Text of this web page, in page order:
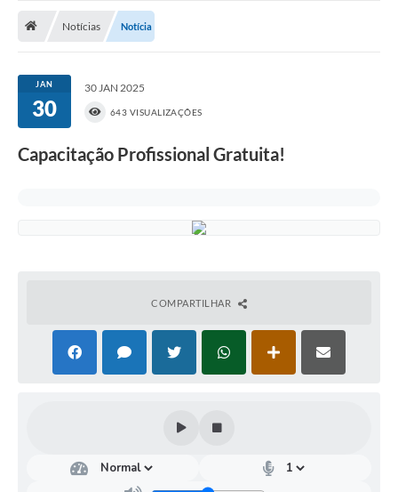
Notícias Notícia
JAN
30
30 JAN 2025
643 VISUALIZAÇÕES
Capacitação Profissional Gratuita!
COMPARTILHAR